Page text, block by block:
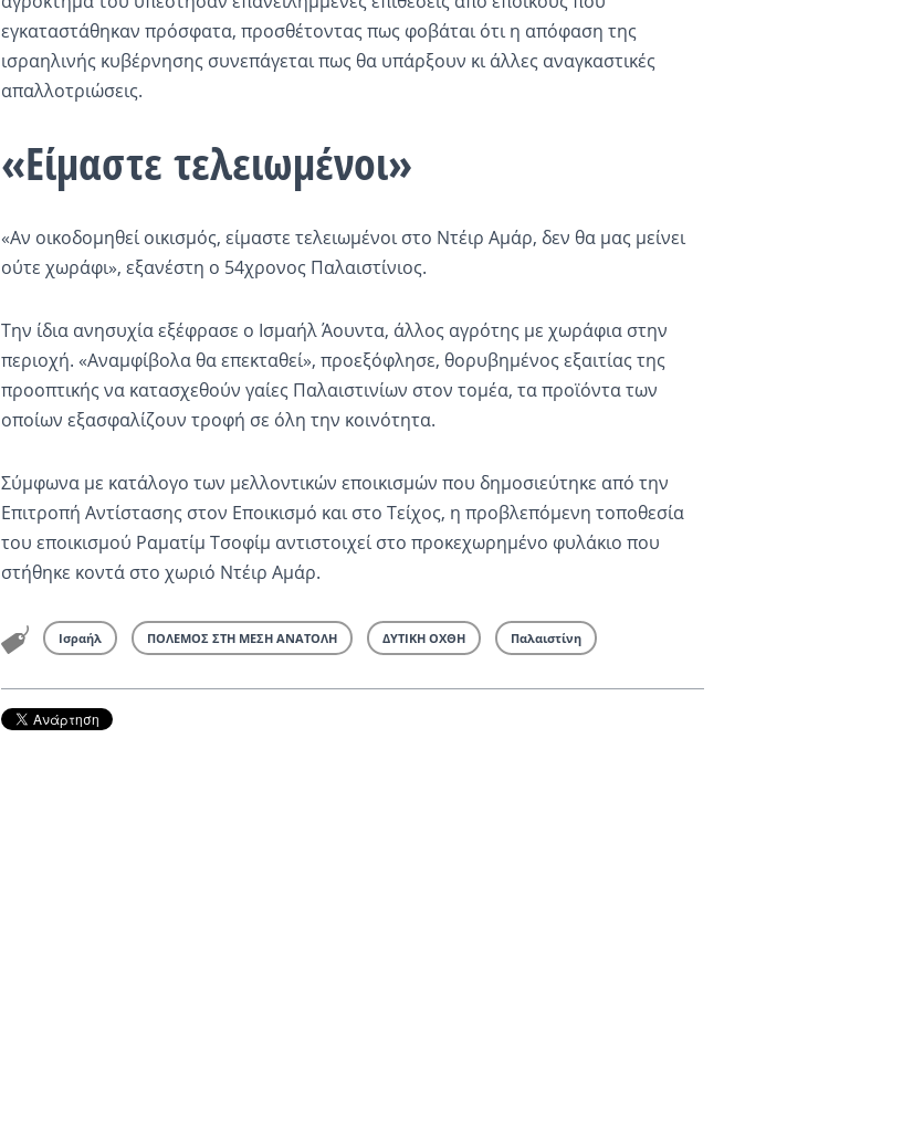
εγκαταστάθηκαν πρόσφατα, προσθέτοντας πως φοβάται ότι η απόφαση της
ισραηλινής κυβέρνησης συνεπάγεται πως θα υπάρξουν κι άλλες αναγκαστικές
απαλλοτριώσεις.
«Είμαστε τελειωμένοι»
«Αν οικοδομηθεί οικισμός, είμαστε τελειωμένοι στο Ντέιρ Αμάρ, δεν θα μας μείνει
ούτε χωράφι», εξανέστη ο 54χρονος Παλαιστίνιος.
Την ίδια ανησυχία εξέφρασε ο Ισμαήλ Άουντα, άλλος αγρότης με χωράφια στην
περιοχή. «Αναμφίβολα θα επεκταθεί», προεξόφλησε, θορυβημένος εξαιτίας της
προοπτικής να κατασχεθούν γαίες Παλαιστινίων στον τομέα, τα προϊόντα των
οποίων εξασφαλίζουν τροφή σε όλη την κοινότητα.
Σύμφωνα με κατάλογο των μελλοντικών εποικισμών που δημοσιεύτηκε από την
Επιτροπή Αντίστασης στον Εποικισμό και στο Τείχος, η προβλεπόμενη τοποθεσία
του εποικισμού Ραματίμ Τσοφίμ αντιστοιχεί στο προκεχωρημένο φυλάκιο που
στήθηκε κοντά στο χωριό Ντέιρ Αμάρ.
Ισραήλ ΠΟΛΕΜΟΣ ΣΤΗ ΜΕΣΗ ΑΝΑΤΟΛΗ ΔΥΤΙΚΗ ΟΧΘΗ Παλαιστίνη